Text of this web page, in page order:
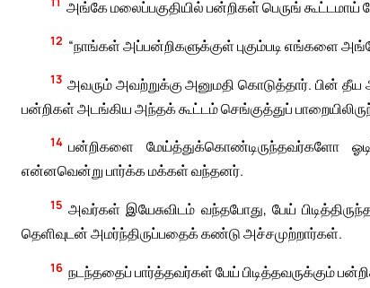
அங்கே மலைப்பகுதியில் பன்றிகள் பெருங்
12 “நாங்கள் அப்பன்றிகளுக்குள் புகும்படி எங்களை
13 அவரும் அவற்றுக்கு அனுமதி கொடுத்தார். பின் தீய
பன்றிகள் அடங்கிய அந்தக் கூட்டம் செங்குத்துப்
14 பன்றிகளை மேய்த்துக்கொண்டிருந்தவர்களோ
என்னவென்று பார்க்க மக்கள் வந்தனர்.
15 அவர்கள் இயேசுவிடம் வந்தபோது, பேய்
தெளிவுடன் அமர்ந்திருப்பதைக் கண்டு அச்சமுற்றார்கள்.
16 நடந்ததைப் பார்த்தவர்கள் பேய் பிடித்தவருக்கும்